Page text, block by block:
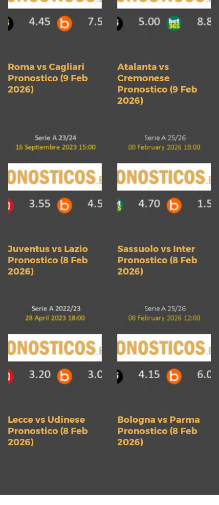
Roma vs Cagliari
Pronostico (9 Feb
2026)
Atalanta vs
Cremonese
Pronostico (9 Feb
2026)
Juventus vs Lazio
Pronostico (8 Feb
2026)
Sassuolo vs Inter
Pronostico (8 Feb
2026)
Lecce vs Udinese
Pronostico (8 Feb
2026)
Bologna vs Parma
Pronostico (8 Feb
2026)